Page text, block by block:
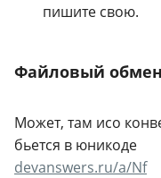
пишите свою.
Файловый
Может, там исо
бьется в юникоде
devanswers.ru/a/Nf